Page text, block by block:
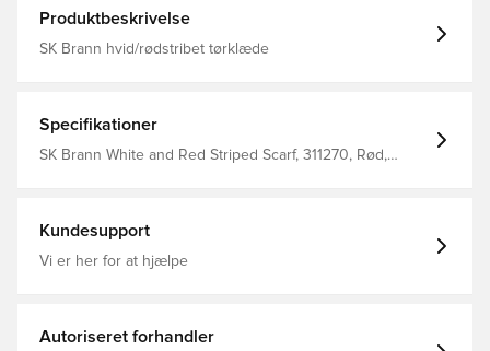
Produktbeskrivelse
SK Brann hvid/rødstribet tørklæde
Specifikationer
SK Brann White and Red Striped Scarf, 311270, Rød,
Kundesupport
Vi er her for at hjælpe
Autoriseret forhandler